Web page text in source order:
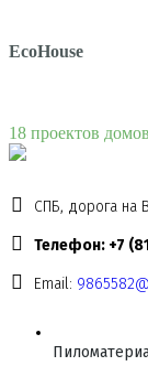
EcoHouse
18 проектов домов
СПБ, дорога на
Телефон: +7
Email: